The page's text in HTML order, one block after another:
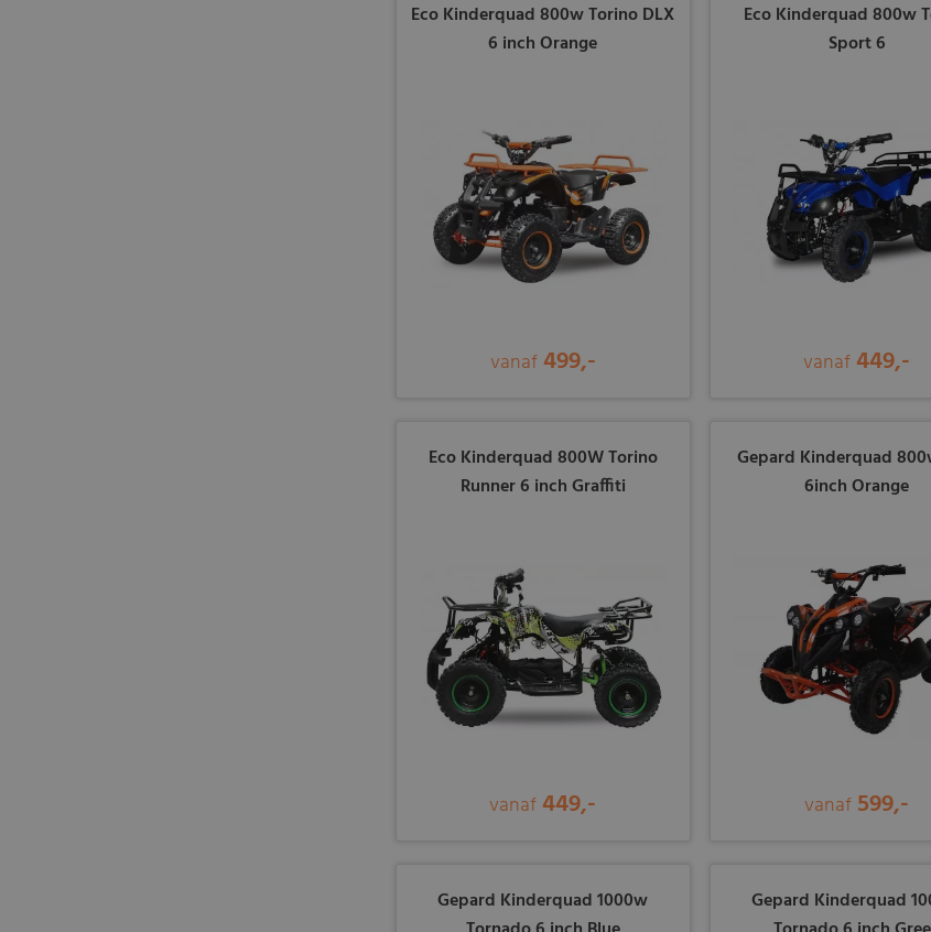
Eco Kinderquad 800w Torino DLX
6 inch Orange
vanaf 499,-
Eco Kinderquad 800w
Sport 6
vanaf 449,-
Eco Kinderquad 800W Torino
Runner 6 inch Graffiti
vanaf 449,-
Gepard Kinderquad
6inch Orange
vanaf 599,-
Gepard Kinderquad 1000w
Gepard Kinderquad